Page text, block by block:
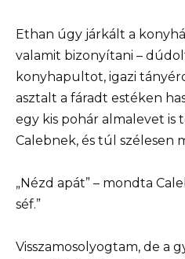
Ethan úgy járkált a
valamit bizonyítani –
konyhapultot, igazi
asztalt a fáradt estéken
egy kis pohár almalevet is
Calebnek, és túl szélesen
„Nézd apát” – mondta
séf.”
Visszamosolyogtam, de a